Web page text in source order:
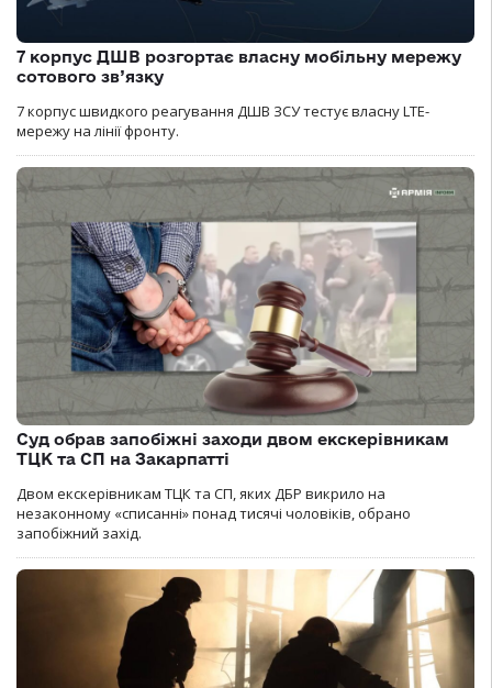
7 корпус ДШВ розгортає власну мобільну мережу
сотового зв’язку
7 корпус швидкого реагування ДШВ ЗСУ тестує власну LTE-
мережу на лінії фронту.
Суд обрав запобіжні заходи двом екскерівникам
ТЦК та СП на Закарпатті
Двом екскерівникам ТЦК та СП, яких ДБР викрило на
незаконному «списанні» понад тисячі чоловіків, обрано
запобіжний захід.